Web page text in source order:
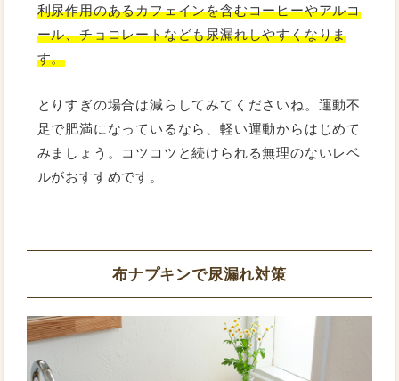
利尿作用のあるカフェインを含むコーヒーやアルコ
ール、チョコレートなども尿漏れしやすくなりま
す。
とりすぎの場合は減らしてみてくださいね。運動不
足で肥満になっているなら、軽い運動からはじめて
みましょう。コツコツと続けられる無理のないレベ
ルがおすすめです。
布ナプキンで尿漏れ対策